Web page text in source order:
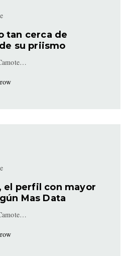
tan cerca de
su priismo
el perfil con mayor
Mas Data